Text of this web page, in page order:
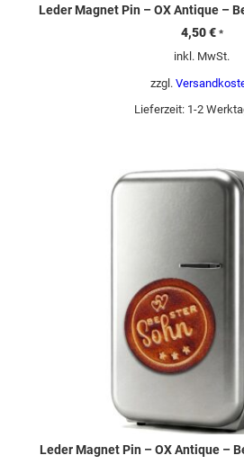
Leder Magnet Pin – OX Antique –
4,50€ *
inkl. MwSt.
zzgl.
Lieferzeit: 1-2
Leder Magnet Pin – OX Antique –